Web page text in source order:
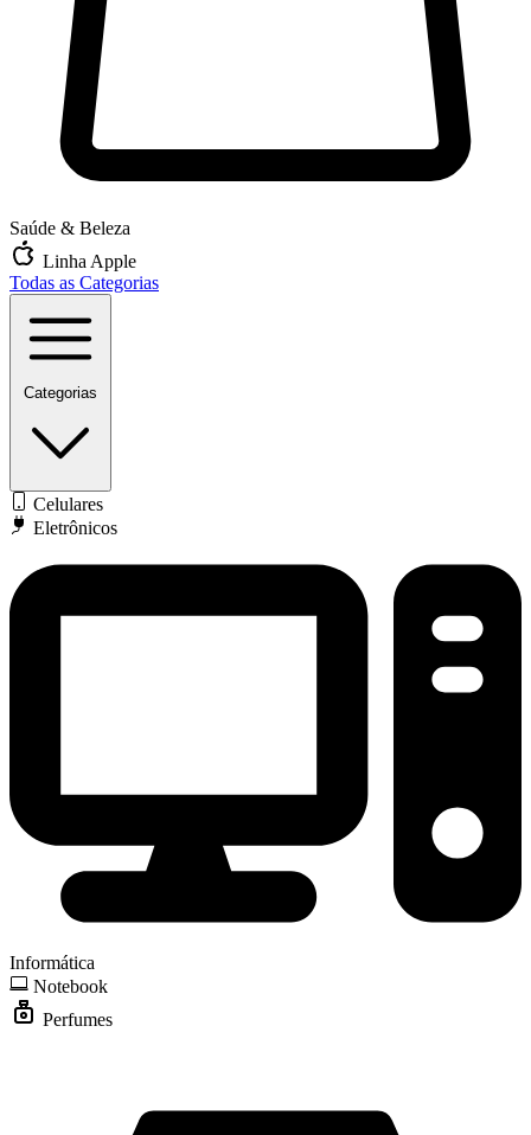
Saúde & Beleza
Linha Apple
Todas as Categorias
Categorias
Celulares
Eletrônicos
Informática
Notebook
Perfumes